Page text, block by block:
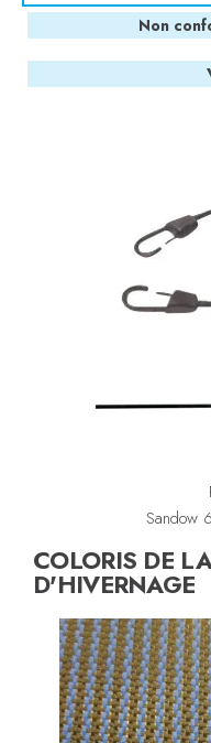
Non
Sandow
COLORIS DE
D'HIVERNAGE